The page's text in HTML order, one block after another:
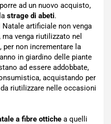
ad un nuovo acquisto,
strage di abeti.
Natale artificiale non venga
venga riutilizzato nel
non incrementare la
in giardino delle piante
ad essere addobbate,
acquistando per
riutilizzare nelle occasioni
a fibre ottiche a quelli